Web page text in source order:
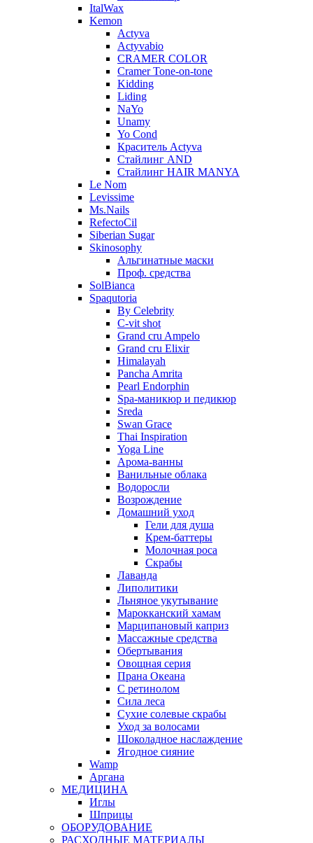
ItalWax
Kemon
Actyva
Actyvabio
CRAMER COLOR
Cramer Tone-on-tone
Kidding
Liding
NaYo
Unamy
Yo Cond
Краситель Actyva
Стайлинг AND
Стайлинг HAIR MANYA
Le Nom
Levissime
Ms.Nails
RefectoCil
Siberian Sugar
Skinosophy
Альгинатные маски
Проф. средства
SolBianca
Spaqutoria
By Celebrity
C-vit shot
Grand cru Ampelo
Grand сru Elixir
Himalayah
Pancha Amrita
Pearl Endorphin
Spa-маникюр и педикюр
Sreda
Swan Grace
Thai Inspiration
Yoga Line
Арома-ванны
Ванильные облака
Водоросли
Возрождение
Домашний уход
Гели для душа
Крем-баттеры
Молочная роса
Скрабы
Лаванда
Липолитики
Льняное укутывание
Марокканский хамам
Марципановый каприз
Массажные средства
Обертывания
Овощная серия
Прана Океана
С ретинолом
Сила леса
Сухие солевые скрабы
Уход за волосами
Шоколадное наслаждение
Ягодное сияние
Wamp
Аргана
МЕДИЦИНА
Иглы
Шприцы
ОБОРУДОВАНИЕ
РАСХОДНЫЕ МАТЕРИАЛЫ